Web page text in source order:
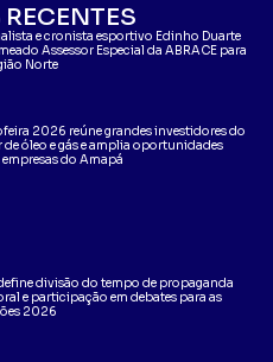
e cronista esportivo Edinho Duarte
Assessor Especial da ABRACE para
Norte
2026 reúne grandes investidores do
de óleo e gás e amplia oportunidades
empresas do Amapá
divisão do tempo de propaganda
e participação em debates para as
2026